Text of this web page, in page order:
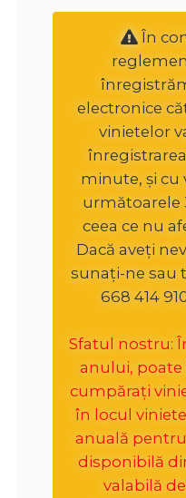
În
electronice
vinietelor
minute, și cu
următoarele
ceea ce nu
Dacă aveți
sunați-ne sau
668 414
Sfatul nostru:
anului, poate
cumpărați
în locul
anuală
disponibilă
valabilă